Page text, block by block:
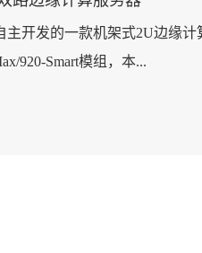
主开发的一款机架式2U边缘
920-Smart模组，本...